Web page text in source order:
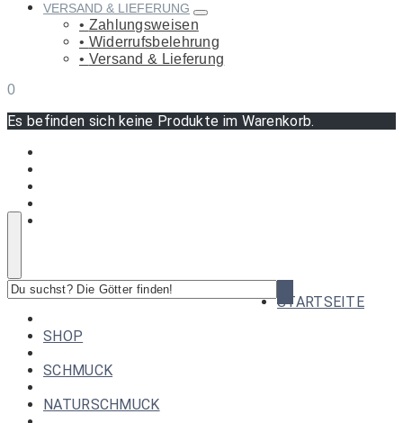
VERSAND & LIEFERUNG
Zahlungsweisen
Widerrufsbelehrung
Versand & Lieferung
0
Es befinden sich keine Produkte im Warenkorb.
suchst?
STARTSEITE
SHOP
SCHMUCK
NATURSCHMUCK